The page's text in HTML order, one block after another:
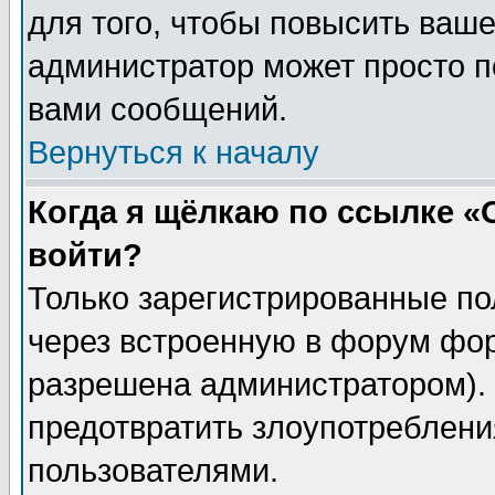
для того, чтобы повысить
администратор может просто
вами сообщений.
Вернуться к началу
Когда я щёлкаю по ссылке
войти?
Только зарегистрированные
через встроенную в форум
разрешена
предотвратить
пользователями.